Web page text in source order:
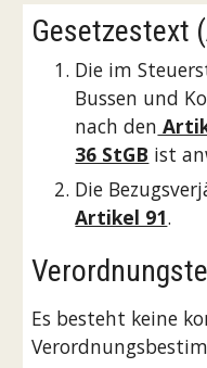
Gesetzestext
Die im
Bussen und
nach den
36 StGB ist
Artikel 91.
Es besteht keine